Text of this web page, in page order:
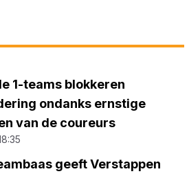
1-teams blokkeren
ondanks ernstige
van de coureurs
geeft Verstappen